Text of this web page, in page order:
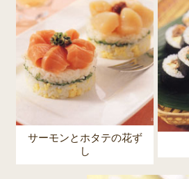
サーモンとホタテの花ず
し